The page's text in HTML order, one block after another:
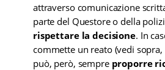
attraverso comunicazione
parte del Questore o della
rispettare la decisione. In
commette un reato (vedi sopra,
può, però, sempre proporre